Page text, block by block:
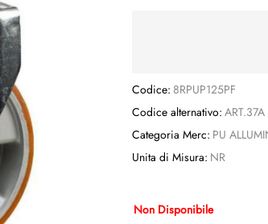
Codice: 8RPUP125PF
Codice alternativo:
Categoria Merc: PU
Unita di Misura: NR
Non Disponibile